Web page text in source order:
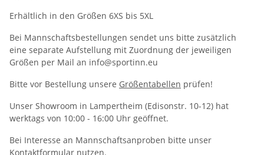
Erhältlich in den Größen 6XS bis 5XL
Bei Mannschaftsbestellungen sendet uns bitte zusätzlich
eine separate Aufstellung mit Zuordnung der jeweiligen
Größen per Mail an info@sportinn.eu
Bitte vor Bestellung unsere Größentabellen prüfen!
Unser Showroom in Lampertheim (Edisonstr. 10-12) hat
werktags von 10:00 - 16:00 Uhr geöffnet.
Bei Interesse an Mannschaftsanproben bitte unser
Kontaktformular nutzen.